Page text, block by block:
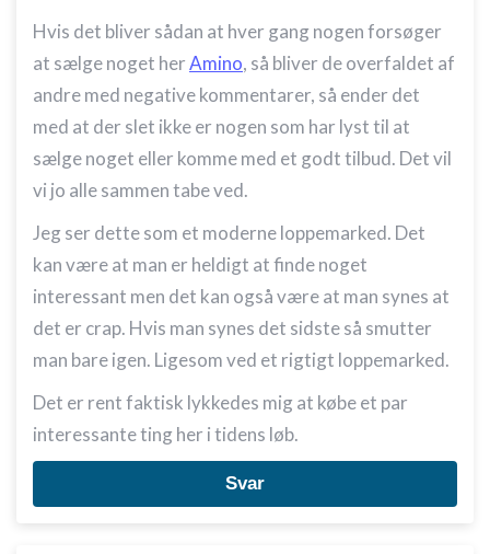
Hvis det bliver sådan at hver gang nogen forsøger
at sælge noget herAmino, så bliver de overfaldet af
andre med negative kommentarer, så ender det
med at der slet ikke er nogen som har lyst til at
sælge noget eller komme med et godt tilbud. Det vil
vi jo alle sammen tabe ved.
Jeg ser dette som et moderne loppemarked. Det
kan være at man er heldigt at finde noget
interessant men det kan også være at man synes at
det er crap. Hvis man synes det sidste så smutter
man bare igen. Ligesom ved et rigtigt loppemarked.
Det er rent faktisk lykkedes mig at købe et par
interessante ting her i tidens løb.
Svar